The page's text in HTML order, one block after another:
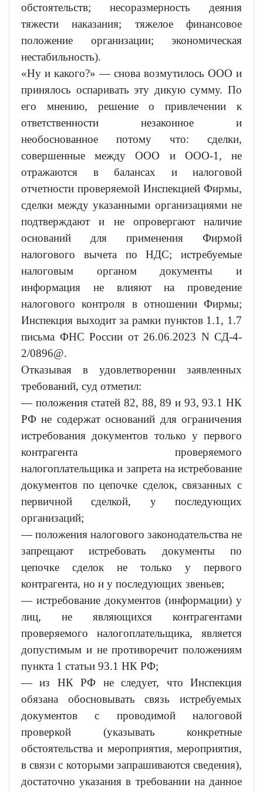
обстоятельств; несоразмерность деяния
тяжести наказания; тяжелое финансовое
положение организации; экономическая
нестабильность).
«Ну и какого?» — снова возмутилось ООО и
принялось оспаривать эту дикую сумму. По
его мнению, решение о привлечении к
ответственности незаконное и
необоснованное потому что: сделки,
совершенные между ООО и ООО-1, не
отражаются в балансах и налоговой
отчетности проверяемой Инспекцией Фирмы,
сделки между указанными организациями не
подтверждают и не опровергают наличие
оснований для применения Фирмой
налогового вычета по НДС; истребуемые
налоговым органом документы и
информация не влияют на проведение
налогового контроля в отношении Фирмы;
Инспекция выходит за рамки пунктов 1.1, 1.7
письма ФНС России от 26.06.2023 N СД-4-
2/0896@.
Отказывая в удовлетворении заявленных
требований, суд отметил:
— положения статей 82, 88, 89 и 93, 93.1 НК
РФ не содержат оснований для ограничения
истребования документов только у первого
контрагента проверяемого
налогоплательщика и запрета на истребование
документов по цепочке сделок, связанных с
первичной сделкой, у последующих
организаций;
— положения налогового законодательства не
запрещают истребовать документы по
цепочке сделок не только у первого
контрагента, но и у последующих звеньев;
— истребование документов (информации) у
лиц, не являющихся контрагентами
проверяемого налогоплательщика, является
допустимым и не противоречит положениям
пункта 1 статьи 93.1 НК РФ;
— из НК РФ не следует, что Инспекция
обязана обосновывать связь истребуемых
документов с проводимой налоговой
проверкой (указывать конкретные
обстоятельства и мероприятия, мероприятия,
в связи с которыми запрашиваются сведения),
достаточно указания в требовании на данное